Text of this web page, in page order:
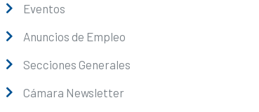
Eventos
Anuncios de Empleo
Secciones Generales
Cámara Newsletter